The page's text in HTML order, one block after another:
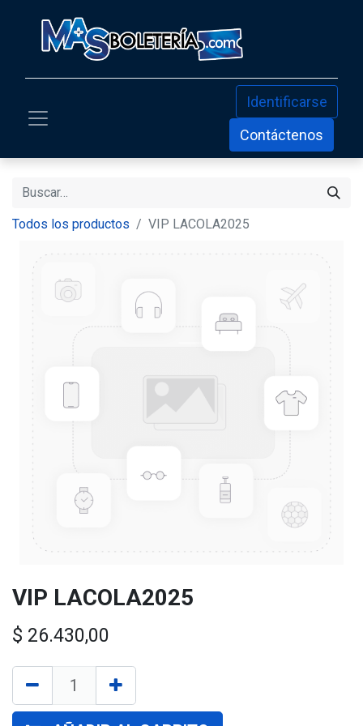
Identificarse
Contáctenos
Todos los productos VIP LACOLA2025
VIP LACOLA2025
$ 26.430,00